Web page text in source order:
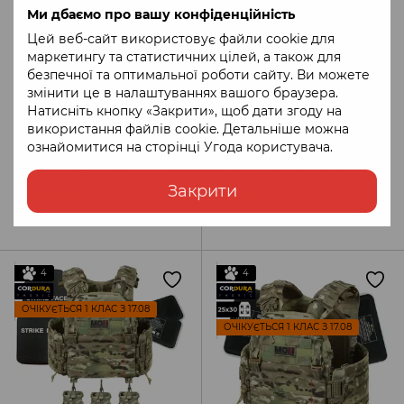
Ми дбаємо про вашу конфіденційність
Цей веб-сайт використовує файли cookie для
маркетингу та статистичних цілей, а також для
безпечної та оптимальної роботи сайту. Ви можете
змінити це в налаштуваннях вашого браузера.
Натисніть кнопку «Закрити», щоб дати згоду на
використання файлів cookie. Детальніше можна
ознайомитися на сторінці Угода користувача.
Закрити
Артикул: KMPL-014
"Максимальний" Піксель
33 682 грн
Артикул: KMPL-013
Захисний комплект
"Максимальний" Multicam
MOLLI
31 870 грн
35 410 грн
4
ОЧІКУЄТЬСЯ 1 КЛАС З 17.08
4
ОЧІКУЄТЬСЯ 1 КЛАС З 17.08